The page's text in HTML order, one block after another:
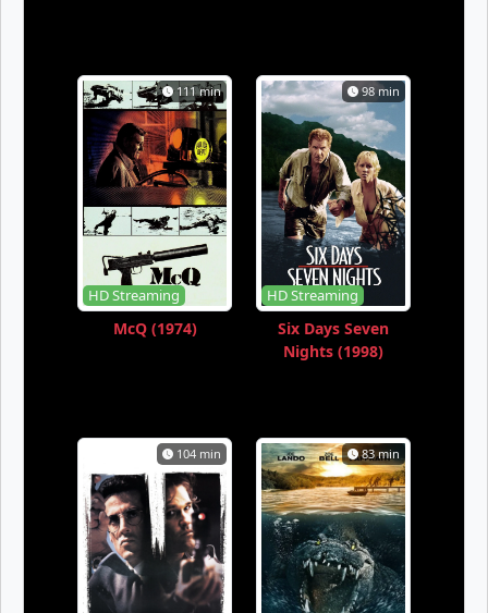
111 min
HD Streaming
McQ (1974)
98 min
HD Streaming
Six Days Seven
Nights (1998)
104 min 83 min